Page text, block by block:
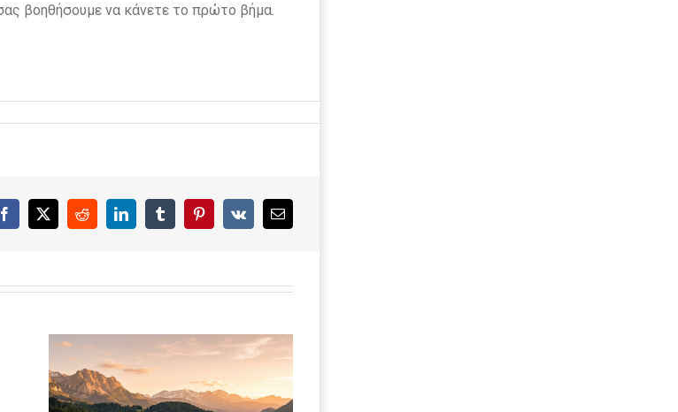
βοηθήσουμε να κάνετε το πρώτο βήμα.
Facebook
X RedditLinkedInTumblrPinterest
Vk Email